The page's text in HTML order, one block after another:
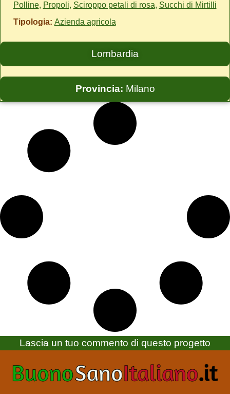
Polline, Propoli, Sciroppo petali di rosa, Succhi di Mirtilli
Tipologia: Azienda agricola
Lombardia
Provincia: Milano
Lascia un tuo commento di questo progetto